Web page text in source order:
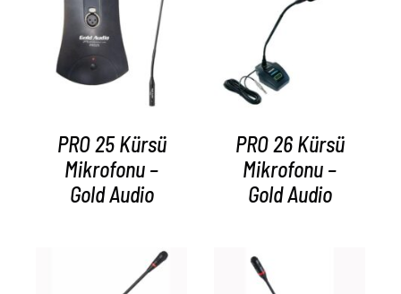
AYRINTILAR
PRO 25 Kürsü
Mikrofonu –
Gold Audio
AYRINTILAR
PRO 26 Kürsü
Mikrofonu –
Gold Audio